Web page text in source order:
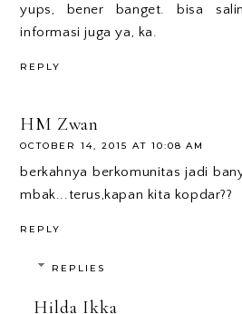
yups, bener banget. bisa
informasi juga ya, ka.
REPLY
HM Zwan
OCTOBER 14, 2015 AT 10:08 AM
berkahnya berkomunitas jadi
mbak...terus,kapan kita kopdar??
REPLY
REPLIES
Hilda Ikka